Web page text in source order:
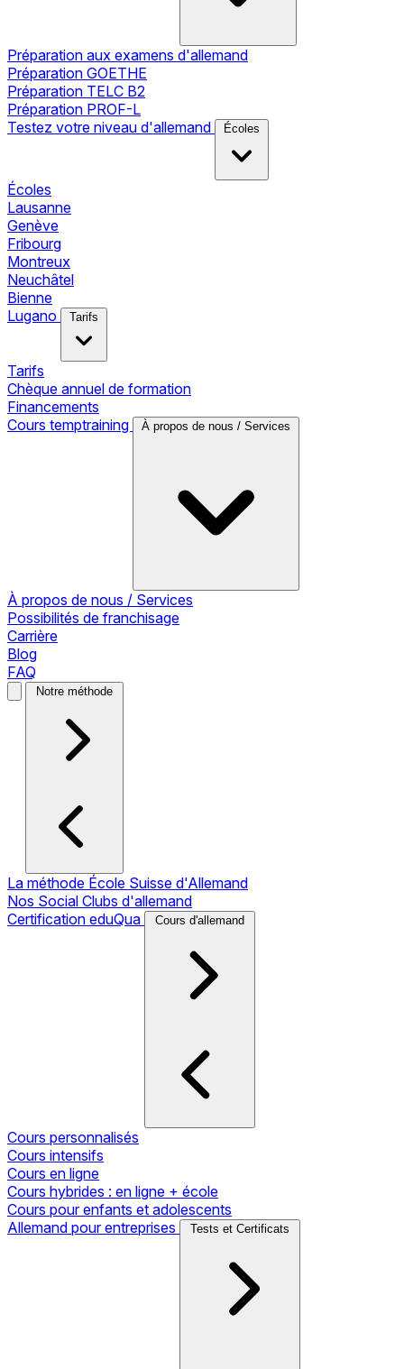
Préparation aux examens d'allemand
Préparation GOETHE
Préparation TELC B2
Préparation PROF-L
Testez votre niveau d'allemand
Écoles
Écoles
Lausanne
Genève
Fribourg
Montreux
Neuchâtel
Bienne
Lugano
Tarifs
Tarifs
Chèque annuel de formation
Financements
Cours temptraining
À propos de nous / Services
À propos de nous / Services
Possibilités de franchisage
Carrière
Blog
FAQ
Notre méthode
La méthode École Suisse d'Allemand
Nos Social Clubs d'allemand
Certification eduQua
Cours d'allemand
Cours personnalisés
Cours intensifs
Cours en ligne
Cours hybrides : en ligne + école
Cours pour enfants et adolescents
Allemand pour entreprises
Tests et Certificats